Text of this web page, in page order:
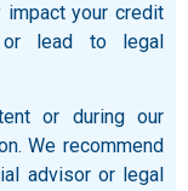
impact your credit
or lead to legal
or during our
We recommend
advisor or legal